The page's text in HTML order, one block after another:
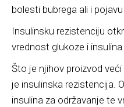
bolesti bubrega ali i
Insulinsku rezistenciju
vrednost glukoze i insulina
Što je njihov proizvod
je insulinska rezistencija.
insulina za održavanje te